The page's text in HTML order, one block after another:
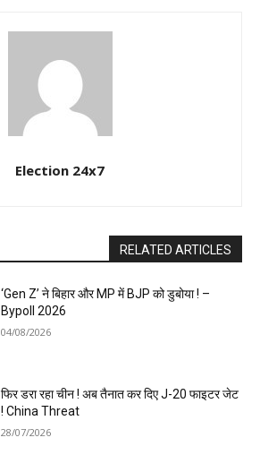
Election 24x7
RELATED ARTICLES
‘Gen Z’ ने बिहार और MP में BJP को डुबोया ! –
Bypoll 2026
04/08/2026
फिर डरा रहा चीन ! अब तैनात कर दिए J-20 फाइटर जेट
! China Threat
28/07/2026